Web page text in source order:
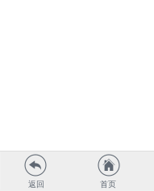
返回 首页